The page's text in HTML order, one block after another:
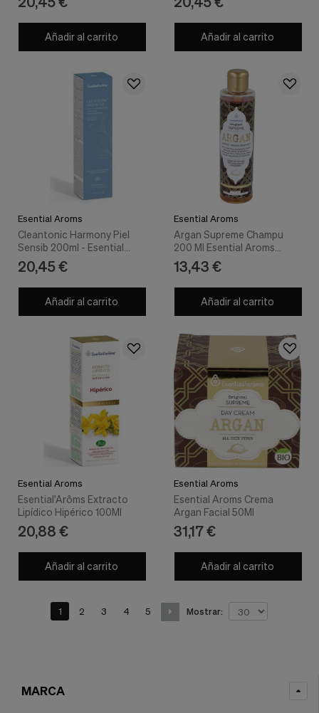
Añadir al carrito Añadir al carrito
Esential Aroms
Cleantonic Harmony Piel
Sensib 200ml - Esential
Aroms
20,45 €
Añadir al carrito
Esential Aroms
Argan Supreme Champu
200 Ml Esential Aroms
Intersa
13,43 €
Añadir al carrito
Esential Aroms
Esential'Arôms Extracto
Lipídico Hipérico 100Ml
20,88 €
Añadir al carrito
Esential Aroms
Esential Aroms Crema
Argan Facial 50Ml
31,17 €
Añadir al carrito
1 2 3 4 5 Mostrar:
MARCA